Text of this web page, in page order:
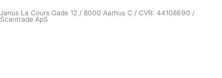
Janus La Cours Gade 12 / 8000 Aarhus C / CVR: 44108690 /
Scantrade ApS